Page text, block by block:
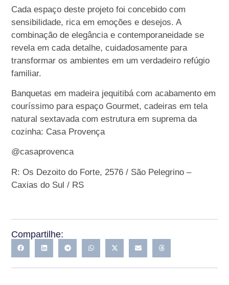
Cada espaço deste projeto foi concebido com
sensibilidade, rica em emoções e desejos. A
combinação de elegância e contemporaneidade se
revela em cada detalhe, cuidadosamente para
transformar os ambientes em um verdadeiro refúgio
familiar.
Banquetas em madeira jequitibá com acabamento em
couríssimo para espaço Gourmet, cadeiras em tela
natural sextavada com estrutura em suprema da
cozinha: Casa Provença
@casaprovenca
R: Os Dezoito do Forte, 2576 / São Pelegrino –
Caxias do Sul / RS
Compartilhe: